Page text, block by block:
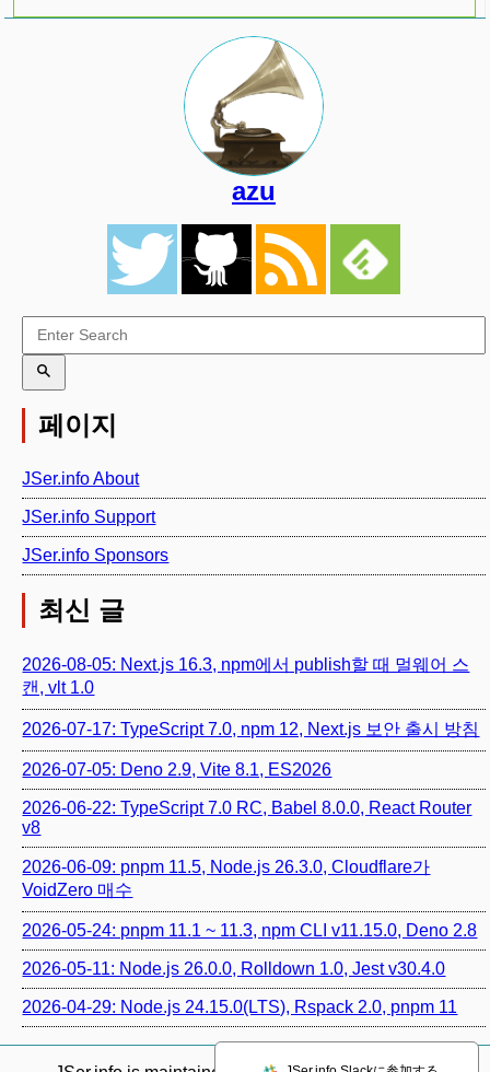
azu
페이지
JSer.info About
JSer.info Support
JSer.info Sponsors
최신 글
2026-08-05: Next.js 16.3, npm에서 publish할 때 멀웨어 스
캔, vlt 1.0
2026-07-17: TypeScript 7.0, npm 12, Next.js 보안 출시 방침
2026-07-05: Deno 2.9, Vite 8.1, ES2026
2026-06-22: TypeScript 7.0 RC, Babel 8.0.0, React Router
v8
2026-06-09: pnpm 11.5, Node.js 26.3.0, Cloudflare가
VoidZero 매수
2026-05-24: pnpm 11.1 ~ 11.3, npm CLI v11.15.0, Deno 2.8
2026-05-11: Node.js 26.0.0, Rolldown 1.0, Jest v30.4.0
2026-04-29: Node.js 24.15.0(LTS), Rspack 2.0, pnpm 11